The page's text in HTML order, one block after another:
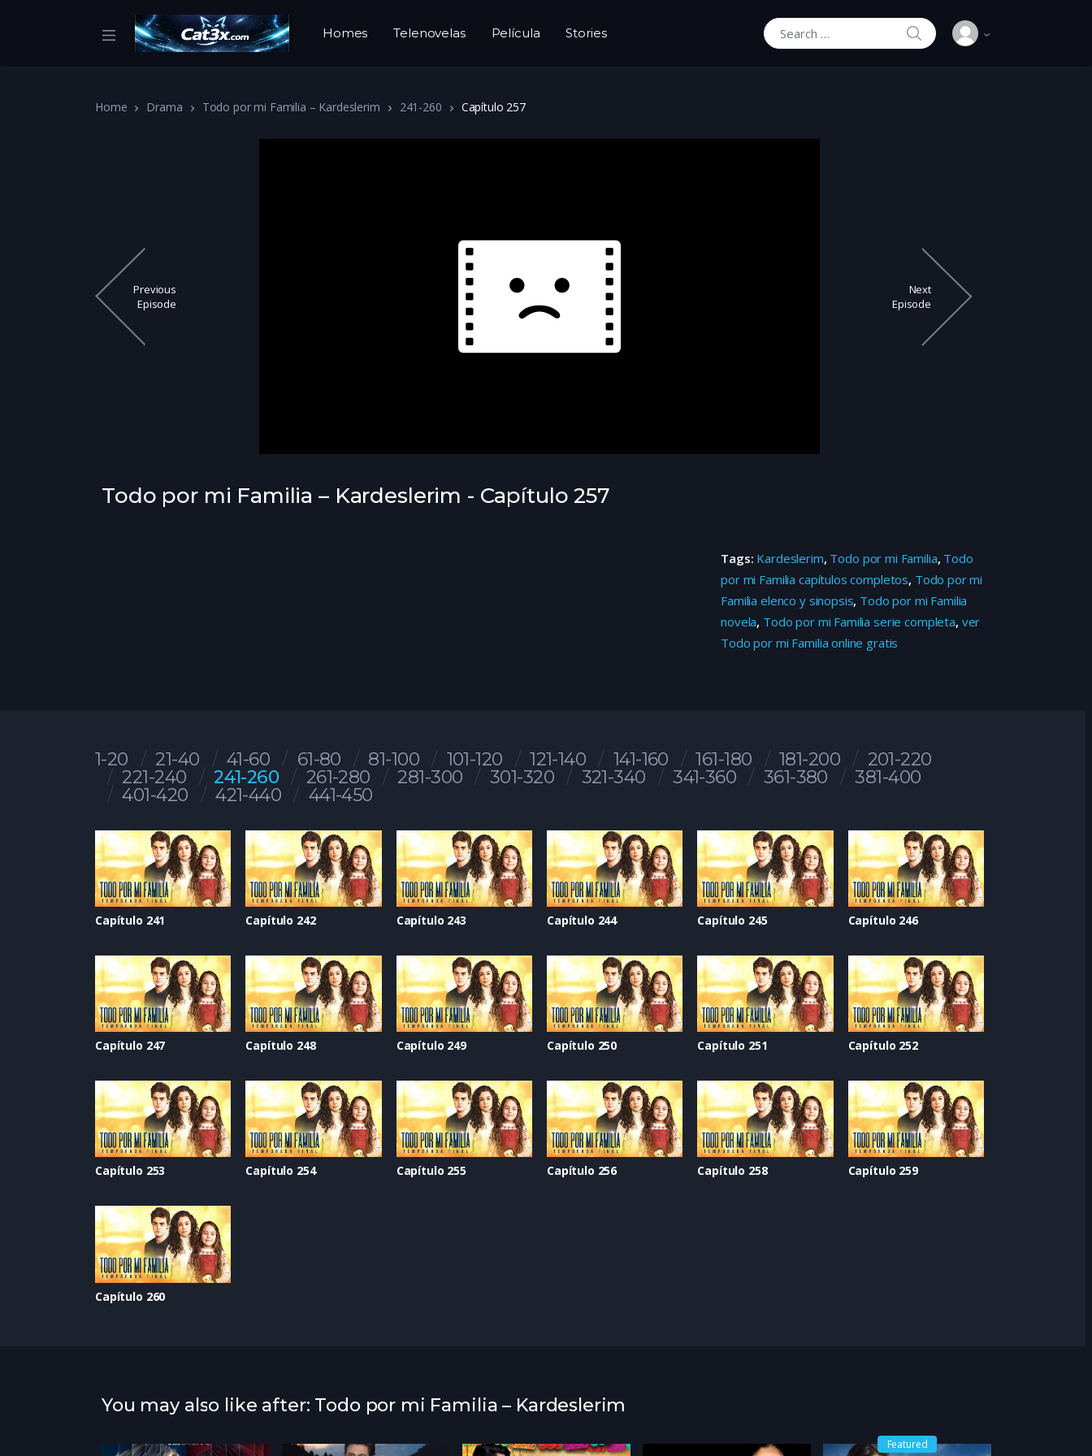
Homes Telenovelas Película Stories
Search for:
SEARCH
Home Drama Todo por mi Familia – Kardeslerim 241-260 Capítulo 257
Previous
Episode
Next
Episode
Todo por mi Familia – Kardeslerim - Capítulo 257
Tags: Kardeslerim, Todo por mi Familia, Todo
por mi Familia capítulos completos, Todo por mi
Familia elenco y sinopsis, Todo por mi Familia
novela, Todo por mi Familia serie completa, ver
Todo por mi Familia online gratis
1-20 21-40 41-60 61-80 81-100 101-120 121-140 141-160 161-180 181-200
201-220
221-240
241-260 261-280 281-300 301-320 321-340 341-360 361-380
381-400
401-420
421-440 441-450
Capítulo 241 Capítulo 242 Capítulo 243 Capítulo 244 Capítulo 245 Capítulo 246
Capítulo 247 Capítulo 248 Capítulo 249 Capítulo 250 Capítulo 251 Capítulo 252
Capítulo 253 Capítulo 254 Capítulo 255 Capítulo 256 Capítulo 258 Capítulo 259
Capítulo 260
You may also like after: Todo por mi Familia – Kardeslerim
Featured